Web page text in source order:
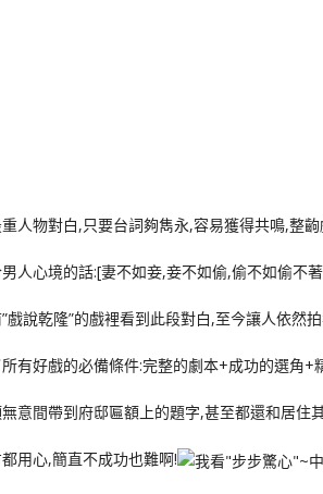
人物對白,只要台詞夠雋永,容易獲得共鳴,整
人心境的話:[妻不如妾,妾不如偷,偷不如偷不
戲說乾隆”的戲裡看到此段對白,至今讓人依然
有好戲的必備條件:完整的劇本+成功的選角+
意間帶到府邸匾額上的題字,甚至都還和居住
用心,簡直不成功也難啊!